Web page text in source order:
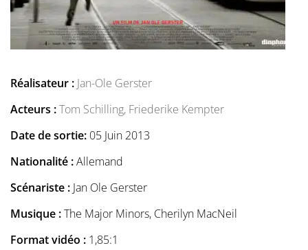
Réalisateur : Jan-Ole Gerster
Acteurs :Tom Schilling, Friederike Kempter
Date de sortie: 05 Juin 2013
Nationalité :Allemand
Scénariste : Jan Ole Gerster
Musique :The Major Minors, Cherilyn MacNeil
Format vidéo : 1,85:1